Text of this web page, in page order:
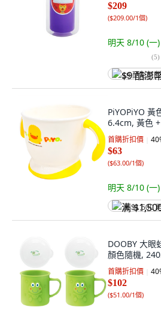
$209
($209.00/1個)
明天 8/10 (一)
(5)
$9 酷澎幣
PiYOPiYO 黃
6.4cm, 黃色
首購折扣價 40
$63
($63.00/1個)
明天 8/10 (一)
满 $1,500
DOOBY 大眼
顏色隨機,
首購折扣價 40
$102
($51.00/1個)